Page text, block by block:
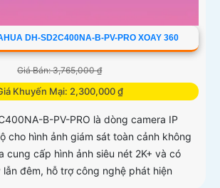
DH-SD2C400NA-B-PV-PRO XOAY 360
Giá Bán: 3,765,000 ₫
Khuyến Mại: 2,300,000 ₫
B-PV-PRO là dòng camera IP
cho hình ảnh giám sát toàn cảnh không
cung cấp hình ảnh siêu nét 2K+ và có
lẫn đêm, hỗ trợ công nghệ phát hiện